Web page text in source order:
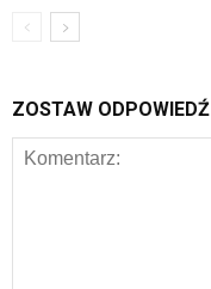
ZOSTAW ODPOWIEDŹ